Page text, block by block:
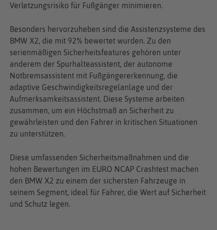
Verletzungsrisiko für Fußgänger minimieren.
Besonders hervorzuheben sind die Assistenzsysteme des
BMW X2, die mit 92% bewertet wurden. Zu den
serienmäßigen Sicherheitsfeatures gehören unter
anderem der Spurhalteassistent, der autonome
Notbremsassistent mit Fußgängererkennung, die
adaptive Geschwindigkeitsregelanlage und der
Aufmerksamkeitsassistent. Diese Systeme arbeiten
zusammen, um ein Höchstmaß an Sicherheit zu
gewährleisten und den Fahrer in kritischen Situationen
zu unterstützen.
Diese umfassenden Sicherheitsmaßnahmen und die
hohen Bewertungen im EURO NCAP Crashtest machen
den BMW X2 zu einem der sichersten Fahrzeuge in
seinem Segment, ideal für Fahrer, die Wert auf Sicherheit
und Schutz legen.